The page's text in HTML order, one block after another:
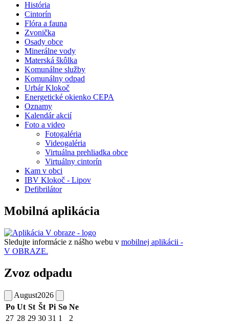
História
Cintorín
Flóra a fauna
Zvonička
Osady obce
Minerálne vody
Materská škôlka
Komunálne služby
Komunálny odpad
Urbár Klokoč
Energetické okienko CEPA
Oznamy
Kalendár akcií
Foto a video
Fotogaléria
Videogaléria
Virtuálna prehliadka obce
Virtuálny cintorín
Kam v obci
IBV Klokoč - Lipov
Defibrilátor
Mobilná aplikácia
Sledujte informácie z nášho webu v mobilnej aplikácii -
V OBRAZE.
Zvoz odpadu
August2026
Po Ut St Št Pi So Ne
27 28 29 30 31 1
2